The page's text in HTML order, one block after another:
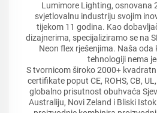
Lumimore Lighting, osnovana
svjetlovalnu industriju svojim
tijekom 11 godina. Kao
dizajnerima, specijaliziramo se na
Neon flex rješenjima. Naša
tehnologiji nema
S tvornicom široko 2000+
certifikate poput CE, ROHS, CB,
globalno prisutnost obuhvaća
Australiju, Novi Zeland i Bliski